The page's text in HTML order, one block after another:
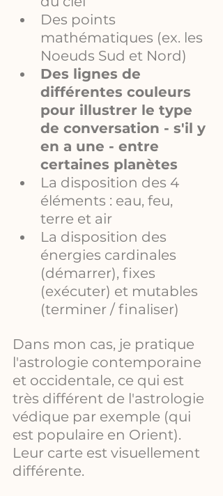
Des points
mathématiques (ex. les
Noeuds Sud et Nord)
Des lignes de
différentes couleurs
pour illustrer le type
de conversation - s'il y
en a une - entre
certaines planètes
La disposition des 4
éléments : eau, feu,
terre et air
La disposition des
énergies cardinales
(démarrer), fixes
(exécuter) et mutables
(terminer / finaliser)
Dans mon cas, je pratique
l'astrologie contemporaine
et occidentale, ce qui est
très différent de l'astrologie
védique par exemple (qui
est populaire en Orient).
Leur carte est visuellement
différente.